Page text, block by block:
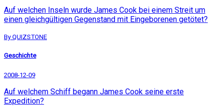
Auf welchen Inseln wurde James Cook bei einem Streit um
einen gleichgültigen Gegenstand mit Eingeborenen getötet?
By QUIZSTONE
Geschichte
2008-12-09
Auf welchem Schiff begann James Cook seine erste
Expedition?